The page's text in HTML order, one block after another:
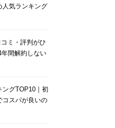
人気ランキング
ミ・評判がひ
間解約しない
ングTOP10｜初
コスパが良いの